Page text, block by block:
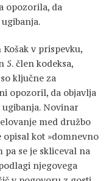
opozorila, da
v prispevku,
5. člen kodeksa,
ključne za
opozoril, da objavlja
Novinar
med družbo
opisal kot »domnevno
pa se je skliceval na
njegovega